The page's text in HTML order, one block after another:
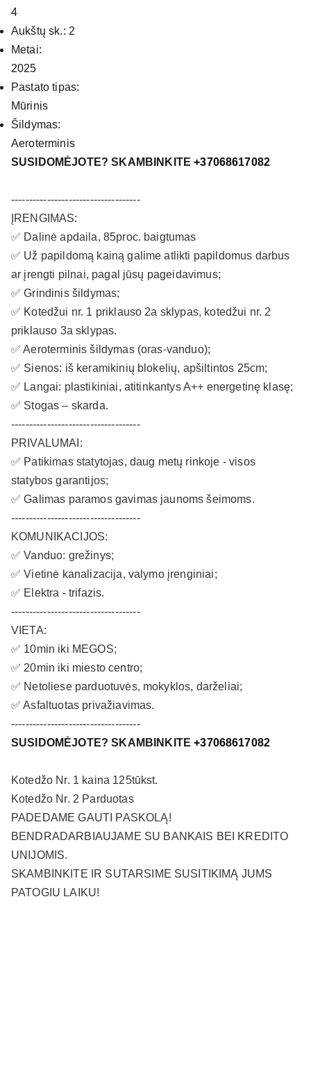
4
Aukštų sk.: 2
Metai:
2025
Pastato tipas:
Mūrinis
Šildymas:
Aeroterminis
SUSIDOMĖJOTE? SKAMBINKITE+37068617082
------------------------------------
ĮRENGIMAS:
✅ Dalinė apdaila, 85proc. baigtumas
✅ Už papildomą kainą galime atlikti papildomus darbus
ar įrengti pilnai, pagal jūsų pageidavimus;
✅ Grindinis šildymas;
✅ Kotedžui nr. 1 priklauso 2a sklypas, kotedžui nr. 2
priklauso 3a sklypas.
✅ Aeroterminis šildymas (oras-vanduo);
✅ Sienos: iš keramikinių blokelių, apšiltintos 25cm;
✅ Langai: plastikiniai, atitinkantys A++ energetinę klasę;
✅ Stogas – skarda.
------------------------------------
PRIVALUMAI:
✅ Patikimas statytojas, daug metų rinkoje - visos
statybos garantijos;
✅ Galimas paramos gavimas jaunoms šeimoms.
------------------------------------
KOMUNIKACIJOS:
✅ Vanduo: grežinys;
✅ Vietinė kanalizacija, valymo įrenginiai;
✅ Elektra - trifazis.
------------------------------------
VIETA:
✅ 10min iki MEGOS;
✅ 20min iki miesto centro;
✅ Netoliese parduotuvės, mokyklos, darželiai;
✅ Asfaltuotas privažiavimas.
------------------------------------
SUSIDOMĖJOTE? SKAMBINKITE+37068617082
Kotedžo Nr. 1 kaina 125tūkst.
Kotedžo Nr. 2 Parduotas
PADEDAME GAUTI PASKOLĄ!
BENDRADARBIAUJAME SU BANKAIS BEI KREDITO
UNIJOMIS.
SKAMBINKITE IR SUTARSIME SUSITIKIMĄ JUMS
PATOGIU LAIKU!